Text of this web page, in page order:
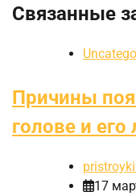
Связанные
Причины
голове и его
17